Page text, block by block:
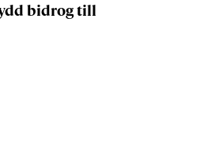
bidrog till